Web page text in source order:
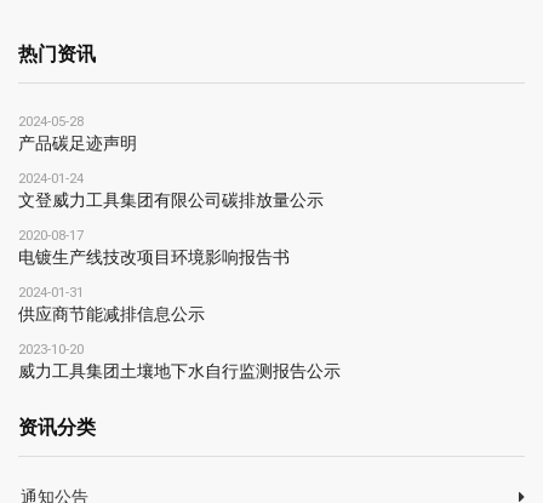
热门资讯
2024-05-28
产品碳足迹声明
2024-01-24
文登威力工具集团有限公司碳排放量公示
2020-08-17
电镀生产线技改项目环境影响报告书
2024-01-31
供应商节能减排信息公示
2023-10-20
威力工具集团土壤地下水自行监测报告公示
资讯分类
通知公告